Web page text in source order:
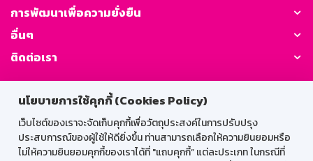
นโยบายการใช้คุกกี้ (Cookies Policy)
เว็บไซต์ของเราจะจัดเก็บคุกกี้เพื่อวัตถุประสงค์ในการปรับปรุง
ประสบการณ์ของผู้ใช้ให้ดียิ่งขึ้น ท่านสามารถเลือกให้ความยินยอมหรือ
ไม่ให้ความยินยอมคุกกี้ของเราได้ที่ "แถบคุกกี้” แต่ละประเภท ในกรณีที่
การพัฒนาเพื่อความยั่งยืน
อื่นๆ
ติดต่อเรา
GSB Society:
สำหรับพนักงาน